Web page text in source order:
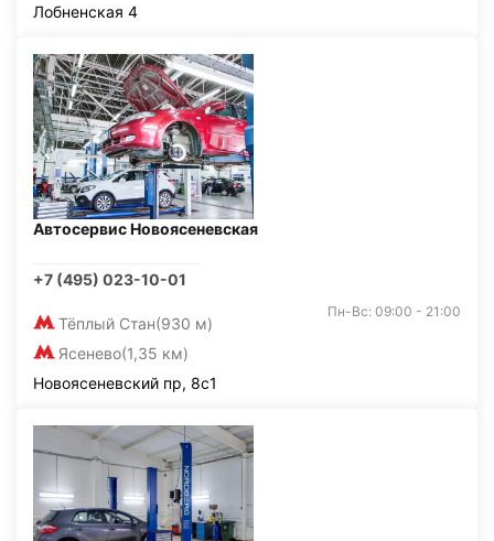
Лобненская 4
Автосервис Новоясеневская
+7 (495) 023-10-01
Тёплый Стан(930 м)
Ясенево(1,35 км)
Пн-Вс: 09:00 - 21:00
Новоясеневский пр, 8с1